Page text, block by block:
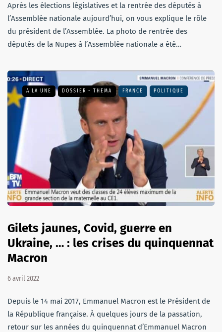
Après les élections législatives et la rentrée des députés à
l’Assemblée nationale aujourd’hui, on vous explique le rôle
du président de l’Assemblée. La photo de rentrée des
députés de la Nupes à l’Assemblée nationale a été…
A LA UNE DOSSIER - THEMA FRANCE POLITIQUE
Gilets jaunes, Covid, guerre en
Ukraine, … : les crises du quinquennat
Macron
6 avril 2022
Depuis le 14 mai 2017, Emmanuel Macron est le Président de
la République française. À quelques jours de la passation,
retour sur les années du quinquennat d’Emmanuel Macron